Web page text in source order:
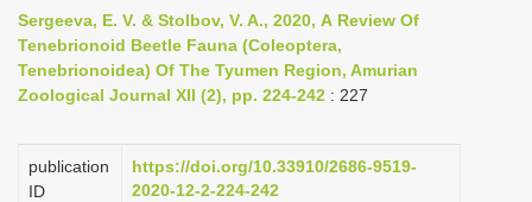
n
a
v
g
a
Sergeeva, E. V. & Stolbov, V. A., 2020, А Review Of
Tenebrionoid Beetle Fauna (Coleoptera,
Tenebrionoidea) Of The Tyumen Region, Amurian
Zoological Journal XII (2), pp. 224-242 : 227
publication
ID
https://doi.org/10.33910/2686-9519-
2020-12-2-224-242